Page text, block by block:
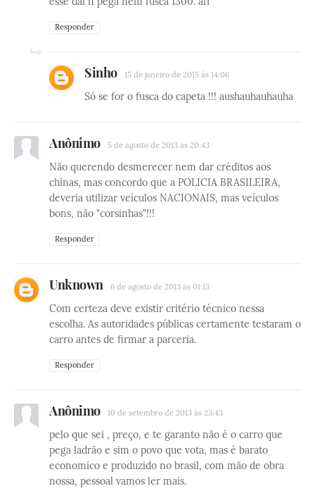
Responder
Sinho 15 de janeiro de 2015 às 14:06
Só se for o fusca do capeta !!! aushauhauhauha
Anônimo 5 de agosto de 2013 às 20:43
Não querendo desmerecer nem dar créditos aos
chinas, mas concordo que a POLICIA BRASILEIRA,
deveria utilizar veículos NACIONAIS, mas veículos
bons, não "corsinhas"!!!
Responder
Unknown 6 de agosto de 2013 às 01:13
Com certeza deve existir critério técnico nessa
escolha. As autoridades públicas certamente testaram o
carro antes de firmar a parceria.
Responder
Anônimo 10 de setembro de 2013 às 23:43
pelo que sei , preço, e te garanto não é o carro que
pega ladrão e sim o povo que vota, mas é barato
economico e produzido no brasil, com mão de obra
nossa, pessoal vamos ler mais.